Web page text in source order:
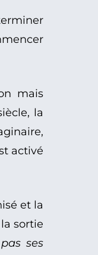
mais
la
activé
et la
la sortie
ses